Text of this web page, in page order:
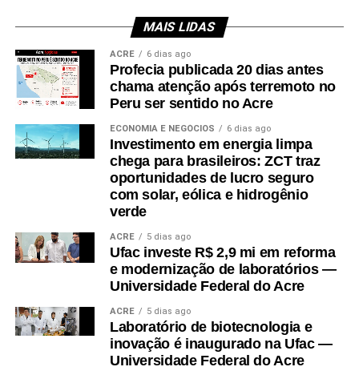
Claudionor Alencar do Nascimento; e da secretária municipal de
Educação, Aucelina da Silva Oliveira.
Em Brasileia, também participaram a coordenadora do campus
Fronteira do Alto Acre, Gláucia Dinis da Silva; a coordenadora
a coordenadora do polo UAB, Rosimari Ferreira da Silva; e,
representando a Seme, Adriana Moura.
Em Sena Madureira, também participaram a coordenadora do
MAIS LIDAS
ACRE 6 dias ago
Profecia publicada 20 dias antes
chama atenção após terremoto no
Peru ser sentido no Acre
ECONOMIA E NEGÓCIOS 6 dias ago
Investimento em energia limpa
chega para brasileiros: ZCT traz
oportunidades de lucro seguro
com solar, eólica e hidrogênio
verde
ACRE 5 dias ago
Ufac investe R$ 2,9 mi em reforma
e modernização de laboratórios —
Universidade Federal do Acre
ACRE 5 dias ago
Laboratório de biotecnologia e
inovação é inaugurado na Ufac —
Universidade Federal do Acre